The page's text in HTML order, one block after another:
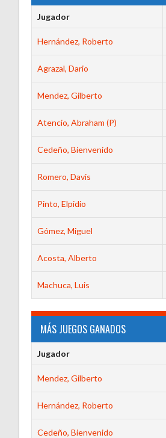
Jugador
Hernández, Roberto
Agrazal, Dario
Mendez, Gilberto
Atencio, Abraham (P)
Cedeño, Bienvenido
Romero, Davis
Pinto, Elpidio
Gómez, Miguel
Acosta, Alberto
Machuca, Luis
MÁS JUEGOS GANADOS
Jugador
Mendez, Gilberto
Hernández, Roberto
Cedeño, Bienvenido